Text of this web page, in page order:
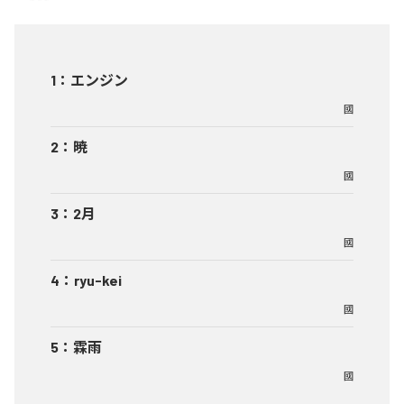
1 ： エンジン
國
2 ： 暁
國
3 ： 2月
國
4 ： ryu-kei
國
5 ： 霖雨
國